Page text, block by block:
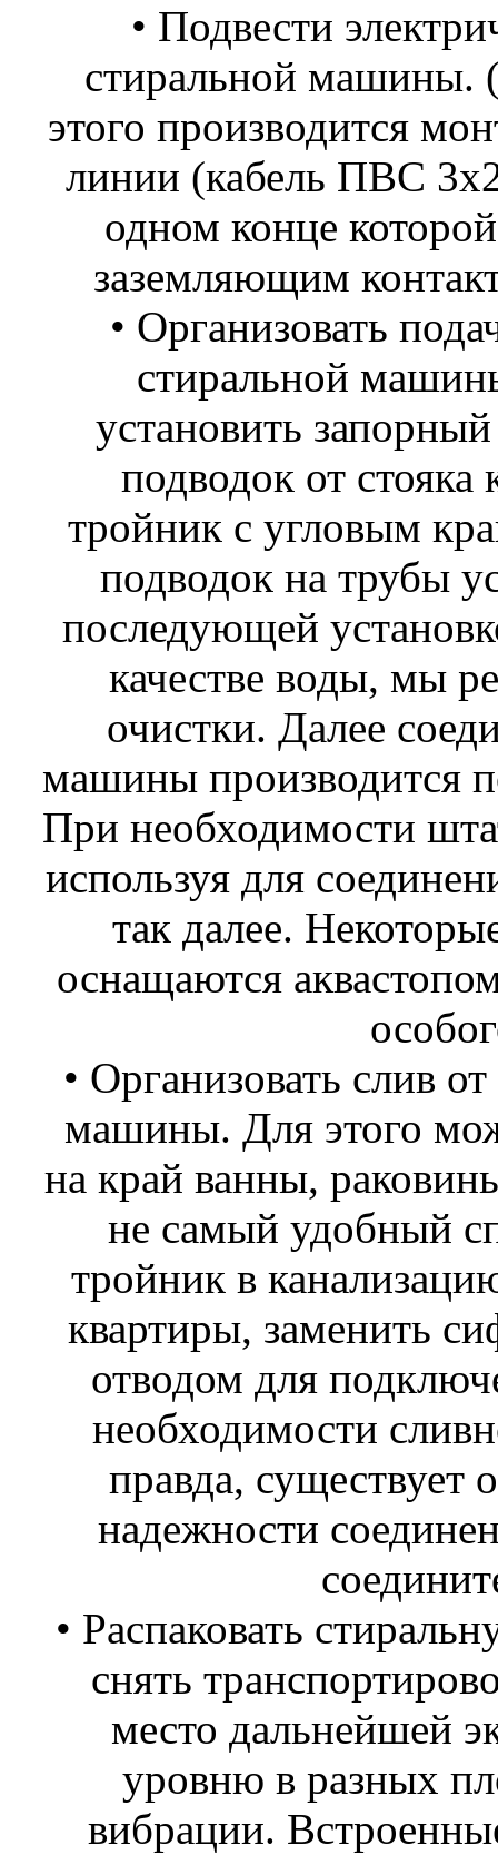
• Подвести
стиральной машины.
этого производится
линии (кабель ПВС
одном конце которой
заземляющим
• Организовать
стиральной
установить
подводок от стояка
тройник с угловым
подводок на трубы
последующей
качестве воды, мы
очистки. Далее
машины производится
При необходимости
используя для
так далее.
оснащаются
• Организовать слив
машины. Для этого
на край ванны,
не самый удобный
тройник в
квартиры, заменить
отводом для
необходимости
правда, существует
надежности
• Распаковать
снять
место дальнейшей
уровню в разных
вибрации.